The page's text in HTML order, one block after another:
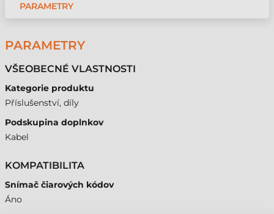
PARAMETRY
PARAMETRY
VŠEOBECNÉ VLASTNOSTI
Kategorie produktu
Příslušenství, díly
Podskupina doplnkov
Kabel
KOMPATIBILITA
Snímač čiarových kódov
Áno